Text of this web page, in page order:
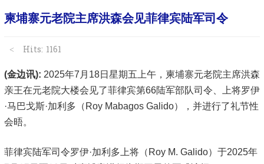
柬埔寨元老院主席洪森会见菲律宾陆军司令
Hits: 1161
(金边讯): 2025年7月18日星期五上午，柬埔寨元老院主席洪森
亲王在元老院大楼会见了菲律宾第66陆军部队司令、上将罗伊
·马巴戈斯·加利多（Roy Mabagos Galido），并进行了礼节性
会晤。
菲律宾陆军司令罗伊·加利多上将（Roy M. Galido）于2025年